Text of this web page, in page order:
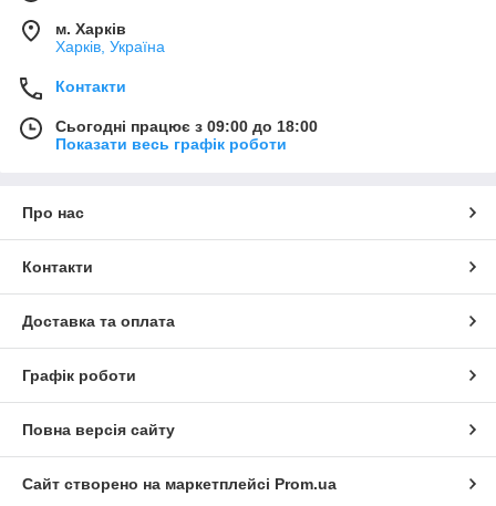
м. Харків
Харків, Україна
Контакти
Сьогодні працює з 09:00 до 18:00
Показати весь графік роботи
Про нас
Контакти
Доставка та оплата
Графік роботи
Повна версія сайту
Сайт створено на маркетплейсі Prom.ua